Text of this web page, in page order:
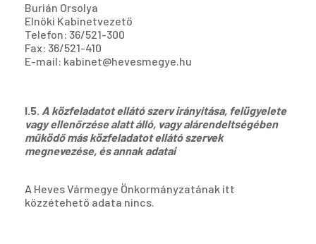
Burián Orsolya
Elnöki Kabinetvezető
Telefon: 36/521-300
Fax: 36/521-410
E-mail: kabinet@hevesmegye.hu
I.5. A közfeladatot ellátó szerv irányítása, felügyelete
vagy ellenőrzése alatt álló, vagy alárendeltségében
működő más közfeladatot ellátó szervek
megnevezése, és annak adatai
A Heves Vármegye Önkormányzatának itt
közzétehető adata nincs.